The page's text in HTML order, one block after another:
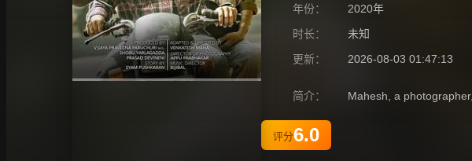
年份： 2020年
时长：
未知
更新：
2026-08-03 01:47:13
简介： Mahesh, a
评分6.0